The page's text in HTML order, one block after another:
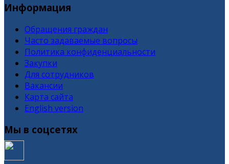
Информация
Обращения граждан
Часто задаваемые вопросы
Политика конфиденциальности
Закупки
Для сотрудников
Вакансии
Карта сайта
English version
Мы в соцсетях